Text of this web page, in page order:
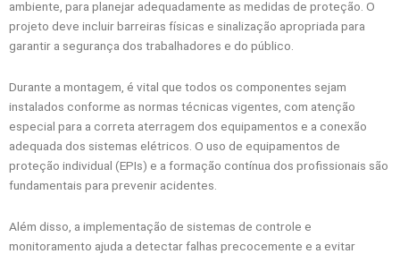
ambiente, para planejar adequadamente as medidas de proteção. O
projeto deve incluir barreiras físicas e sinalização apropriada para
garantir a segurança dos trabalhadores e do público.
Durante a montagem, é vital que todos os componentes sejam
instalados conforme as normas técnicas vigentes, com atenção
especial para a correta aterragem dos equipamentos e a conexão
adequada dos sistemas elétricos. O uso de equipamentos de
proteção individual (EPIs) e a formação contínua dos profissionais são
fundamentais para prevenir acidentes.
Além disso, a implementação de sistemas de controle e
monitoramento ajuda a detectar falhas precocemente e a evitar